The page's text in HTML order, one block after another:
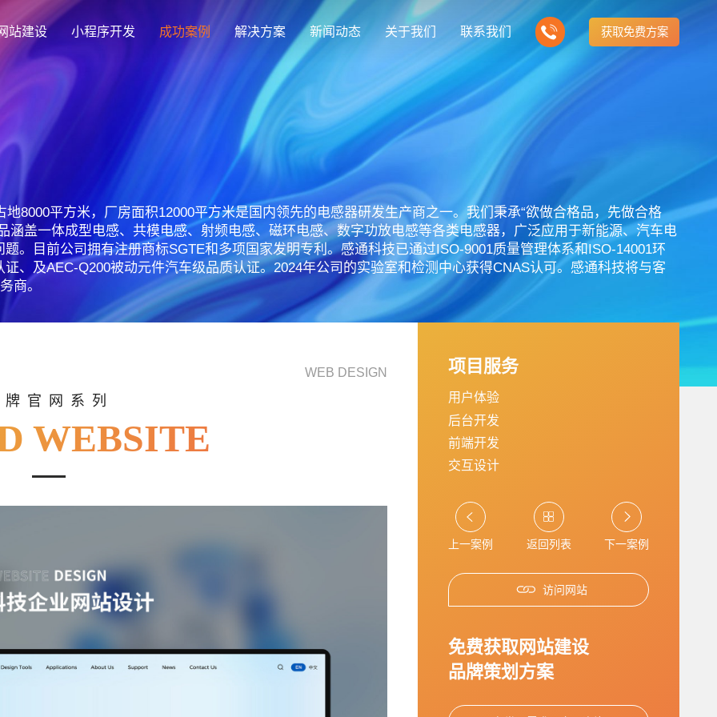
站建设
创意品牌型网站建设 企业营销型网站建设
营销推广转化获客网站
响应式网站建设
适应各个终端设备网站
网站建设定制改版
定制化网站建设改版方案
购物商城系统开发
零售在线电子商务网站
手机微信网站建设
移动手机互联网站开发
小程序开发 成功案例
集团上市网站 购物商城网站
实现电子商务化运营
外贸出口网站
外贸进出口网站开发
企业品牌官网
创意品牌型网站建设
企业营销网站
解决方案
定制化视觉设计与互动策划方案
芯片半导体网站建设解决方
案
新能源行业网站建设解决方
案
政府网站建设解决方案
购物商城网站建设解决方案 品牌形象网站建设解决方案 外贸网站建设解决方案
多样化产品总有一个满足你的需求
新闻动态
最新签约 公司新闻
Company news
行业新闻
Industry information
网站设计
Website Design
网站观点
关于我们
公司介绍
致力于互联网品牌建设
汇款方式
多种付款方式方便快捷
发展历程
一路走来感谢您的陪伴
联系我们 获取免费方案
8000平方米，厂房面积12000平方米是国内领先的电感器研发生产商之一。我们秉承“欲做合格品，先做合格
涵盖一体成型电感、共模电感、射频电感、磁环电感、数字功放电感等各类电感器，广泛应用于新能源、汽车电
。目前公司拥有注册商标SGTE和多项国家发明专利。感通科技已通过ISO-9001质量管理体系和ISO-14001环
、及AEC-Q200被动元件汽车级品质认证。2024年公司的实验室和检测中心获得CNAS认可。感通科技将与客
商。
WEB DESIGN
牌官网系列
WEBSITE
项目服务
用户体验
后台开发
前端开发
交互设计
上一案例 返回列表 下一案例
访问网站
免费获取网站建设
品牌策划方案